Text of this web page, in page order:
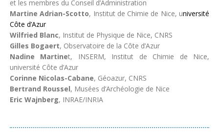
et les membres du Conseil d’Administration
Martine Adrian-Scotto, Institut de Chimie de Nice, université
Côte d’Azur
Wilfried Blanc, Institut de Physique de Nice, CNRS
Gilles Bogaert, Observatoire de la Côte d’Azur
Nadine Martinet, INSERM, Institut de Chimie de Nice,
université Côte d’Azur
Corinne Nicolas-Cabane, Géoazur, CNRS
Bertrand Roussel, Musées d’Archéologie de Nice
Eric Wajnberg, INRAE/INRIA